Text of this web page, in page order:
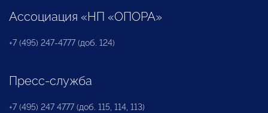
Ассоциация «НП «ОПОРА»
+7 (495) 247-4777 (доб. 124)
Пресс-служба
+7 (495) 247 4777 (доб. 115, 114, 113)